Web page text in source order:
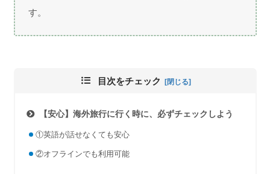
す。
目次をチェック
【安心】海外旅行に行く時に、必ずチェックしよう
①英語が話せなくても安心
②オフラインでも利用可能